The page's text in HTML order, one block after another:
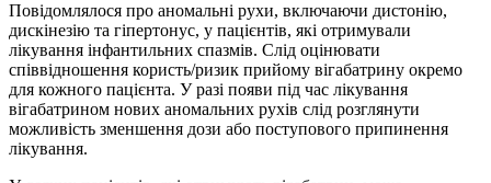
Повідомлялося про аномальні рухи, включаючи дистонію,
дискінезію та гіпертонус, у пацієнтів, які отримували
лікування інфантильних спазмів. Слід оцінювати
співвідношення користь/ризик прийому вігабатрину окремо
для кожного пацієнта. У разі появи під час лікування
вігабатрином нових аномальних рухів слід розглянути
можливість зменшення дози або поступового припинення
лікування.